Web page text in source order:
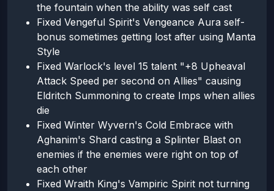
the fountain when the ability was self cast
Fixed Vengeful Spirit's Vengeance Aura self-
bonus sometimes getting lost after using Manta
Style
Fixed Warlock's level 15 talent "+8 Upheaval
Attack Speed per second on Allies" causing
Eldritch Summoning to create Imps when allies
die
Fixed Winter Wyvern's Cold Embrace with
Aghanim's Shard casting a Splinter Blast on
enemies if the enemies were right on top of
each other
Fixed Wraith King's Vampiric Spirit not turning